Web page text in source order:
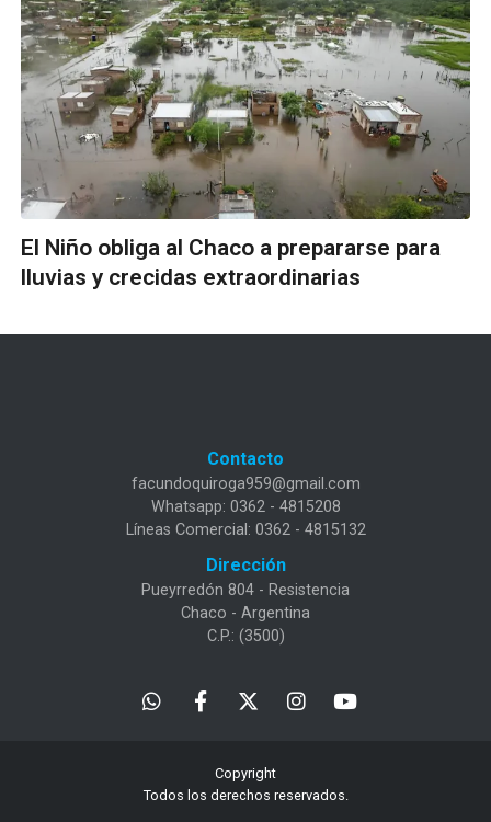
El Niño obliga al Chaco a prepararse para
lluvias y crecidas extraordinarias
Contacto
facundoquiroga959@gmail.com
Whatsapp: 0362 - 4815208
Líneas Comercial: 0362 - 4815132
Dirección
Pueyrredón 804 - Resistencia
Chaco - Argentina
C.P.: (3500)
Copyright
Todos los derechos reservados.